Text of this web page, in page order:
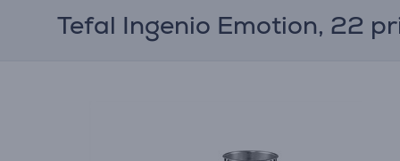
Tefal Ingenio Emotion, 22